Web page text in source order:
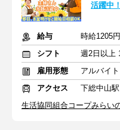
活躍中！
給与
シフト
週2日以上
雇用形態
アルバイ
アクセス
下総中山
生活協同組合コープみらい